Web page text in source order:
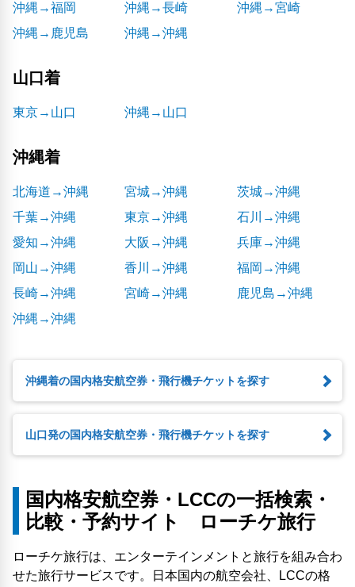
沖縄→福岡
沖縄→長崎
沖縄→宮崎
沖縄→鹿児島
沖縄→沖縄
山口着
東京→山口 沖縄→山口
沖縄着
北海道→沖縄 宮城→沖縄
茨城→沖縄
千葉→沖縄
東京→沖縄
石川→沖縄
愛知→沖縄
大阪→沖縄
兵庫→沖縄
岡山→沖縄
香川→沖縄
福岡→沖縄
長崎→沖縄
宮崎→沖縄
鹿児島→沖縄
沖縄→沖縄
沖縄着の国内格安航空券・飛行機チケットを探す
山口発の国内格安航空券・飛行機チケットを探す
国内格安航空券・LCCの一括検索・
比較・予約サイト ローチケ旅行
ローチケ旅行は、エンターテインメントと旅行を組み合わ
せた旅行サービスです。日本国内の航空会社、LCCの格